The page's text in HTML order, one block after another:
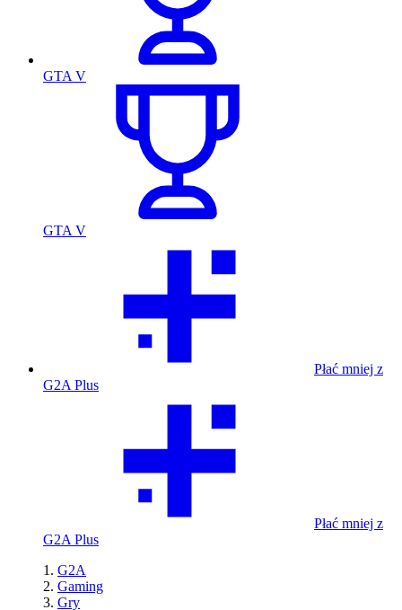
GTA V
GTA V
Płać mniej z
G2A Plus
Płać mniej z
G2A Plus
G2A
Gaming
Gry